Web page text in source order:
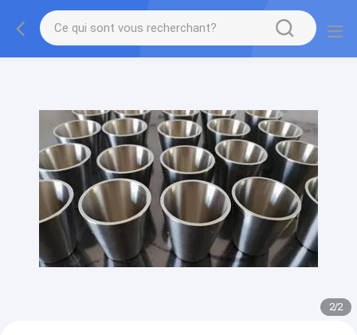
2/2